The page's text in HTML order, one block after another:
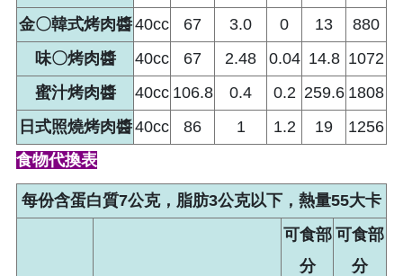
金〇韓式烤肉醬40cc 67 3.0 0 13
880
味〇烤肉醬
40cc 67 2.48 0.04 14.8 1072
蜜汁烤肉醬
40cc 106.8 0.4 0.2 259.6 1808
日式照燒烤肉醬40cc 86 1 1.2 19
1256
食物代換表
每份含蛋白質7公克，脂肪3公克以下，熱量55大卡
可食部
分
可食部
分